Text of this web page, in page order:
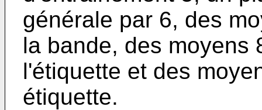
générale par 6, des
la bande, des moyens
l'étiquette et des
étiquette.